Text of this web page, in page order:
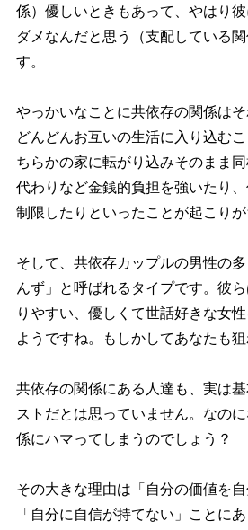
係）優しいときもあって、やはり
ダメなんだと思う（支配している
す。
っかいなことに共依存の関係はそ
どんどんお互いの生活に入り込む
ちらかの家に転がり込みそのまま
代わりなど金銭的負担を強いたり
制限したりといったことが起こりが
そして、共依存カップルの男性の
んず」と呼ばれるタイプです。彼
りやすい、優しくて世話好きな女
ようですね。もしかしてあなたも
共依存の関係にある人達も、実は
ストだとは思っていません。なの
係にハマってしまうのでしょう？
その大きな理由は「自分の価値を自
「自分に自信が持てない」ことに